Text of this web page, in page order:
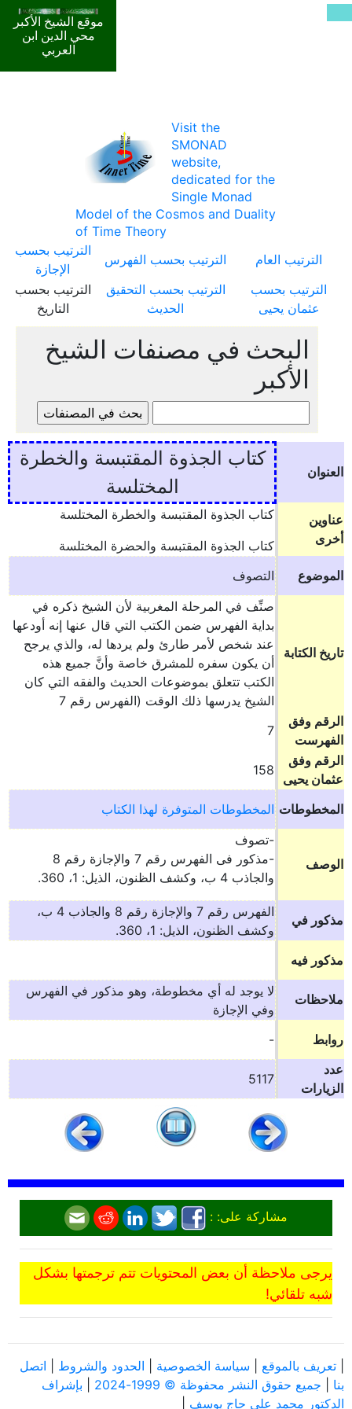
موقع الشيخ الأكبر
محي الدين ابن
العربي
Visit the
SMONAD
website,
dedicated for the
Single Monad
Model of the Cosmos and Duality
of Time Theory
الترتيب العام
الترتيب بحسب الفهرس
الترتيب بحسب
الإجازة
الترتيب بحسب
عثمان يحيى
الترتيب بحسب التحقيق
الحديث
الترتيب بحسب
التاريخ
البحث في مصنفات الشيخ
الأكبر
العنوان
كتاب الجذوة المقتبسة والخطرة
المختلسة
عناوين
أخرى
كتاب الجذوة المقتبسة والخطرة المختلسة
كتاب الجذوة المقتبسة والحضرة المختلسة
الموضوع
التصوف
تاريخ الكتابة
صنِّف في المرحلة المغربية لأن الشيخ ذكره في
بداية الفهرس ضمن الكتب التي قال عنها إنه أودعها
عند شخص لأمر طارئ ولم يردها له، والذي يرجح
أن يكون سفره للمشرق خاصة وأنَّ جميع هذه
الكتب تتعلق بموضوعات الحديث والفقه التي كان
الشيخ يدرسها ذلك الوقت (الفهرس رقم 7
الرقم وفق
الفهرست
7
الرقم وفق
عثمان يحيى
158
المخطوطات المخطوطات المتوفرة لهذا الكتاب
الوصف
-تصوف
-مذكور فى الفهرس رقم 7 والإجازة رقم 8
والجاذب 4 ب، وكشف الظنون، الذيل: 1، 360.
مذكور في
الفهرس رقم 7 والإجازة رقم 8 والجاذب 4 ب،
وكشف الظنون، الذيل: 1، 360.
مذكور فيه
ملاحظات
لا يوجد له أي مخطوطة، وهو مذكور في الفهرس
وفي الإجازة
روابط
-
عدد
الزيارات
5117
مشاركة على: :
يرجى ملاحظة أن بعض المحتويات تتم ترجمتها بشكل
شبه تلقائي!
تعريف بالموقع سياسة الخصوصية الحدود والشروط
اتصل
بنا
جميع حقوق النشر محفوظة © 1999-2024
بإشراف
الدكتور محمد علي حاج يوسف